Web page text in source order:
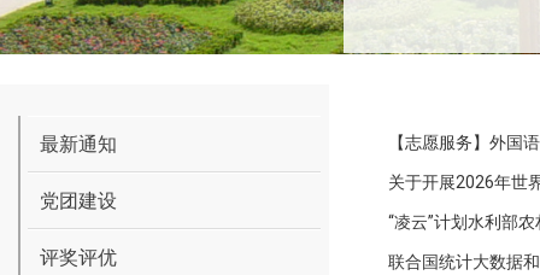
最新通知
党团建设
评奖评优
【志愿服务】外国
关于开展2026年世
“凌云”计划水利部
联合国统计大数据